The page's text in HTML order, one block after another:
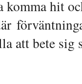
komma hit
att bete sig